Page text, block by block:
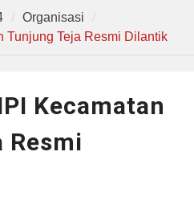
Organisasi
Tunjung Teja Resmi Dilantik
Kecamatan
Resmi